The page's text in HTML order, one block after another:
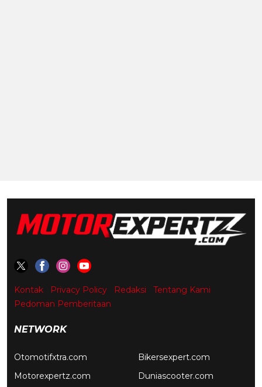
Kontak Privacy Policy Redaksi
Tentang Kami
Pedoman Pemberitaan
NETWORK
Otomotifxtra.com
Motorexpertz.com
Bikersexpert.com
Duniascooter.com